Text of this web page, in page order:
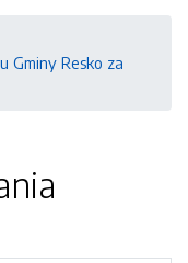
Gminy Resko za